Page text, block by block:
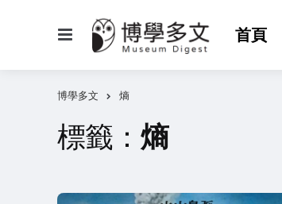
首頁
博學多文 熵
標籤： 熵